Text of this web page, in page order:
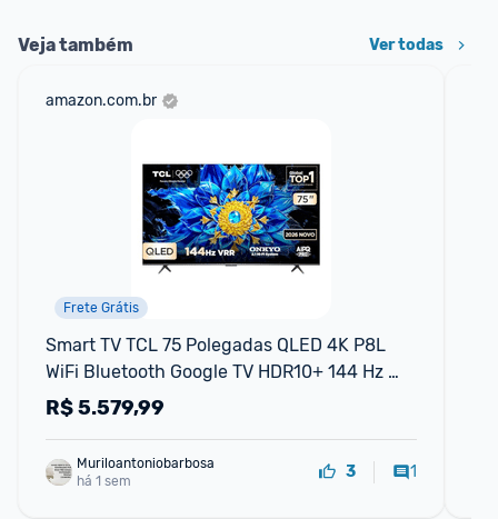
Veja também Ver todas
amazon.com.br
Frete Grátis
Smart TV TCL 75 Polegadas QLED 4K P8L
WiFi Bluetooth Google TV HDR10+ 144 Hz
VRR 75P8L
R$5.579,99
Muriloantoniobarbosa
há 1 sem
3 1